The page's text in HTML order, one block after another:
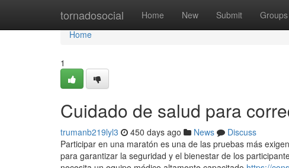
tornadosocial Home New Submit Groups
Home
Home
1
Cuidado de salud para
trumanb219lyl3 450 days ago News
Discuss
Participar en una maratón es una de las pruebas más
para garantizar la seguridad y el bienestar de los